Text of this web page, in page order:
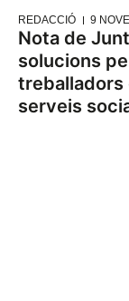
REDACCIÓ 9
Nota de
solucions
treballadors
serveis